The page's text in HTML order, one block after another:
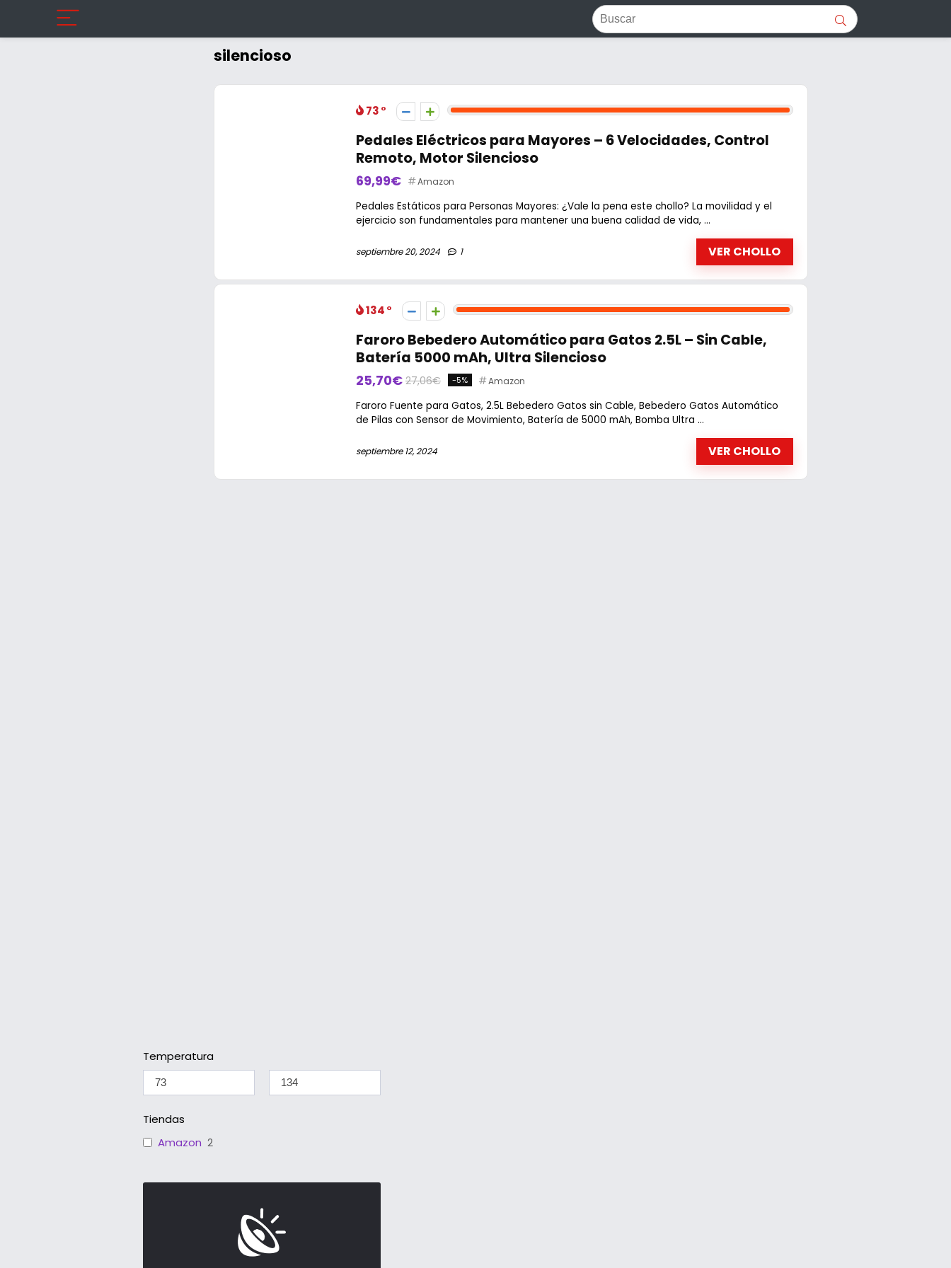
silencioso
73
Pedales Eléctricos para Mayores – 6 Velocidades, Control
Remoto, Motor Silencioso
69,99€ Amazon
Pedales Estáticos para Personas Mayores: ¿Vale la pena este chollo? La movilidad y el
ejercicio son fundamentales para mantener una buena calidad de vida, ...
septiembre 20, 2024 1 VER CHOLLO
134
Faroro Bebedero Automático para Gatos 2.5L – Sin Cable,
Batería 5000 mAh, Ultra Silencioso
25,70€ 27,06€ -5% Amazon
Faroro Fuente para Gatos, 2.5L Bebedero Gatos sin Cable, Bebedero Gatos Automático
de Pilas con Sensor de Movimiento, Batería de 5000 mAh, Bomba Ultra ...
septiembre 12, 2024 VER CHOLLO
Temperatura
Tiendas
Amazon 2